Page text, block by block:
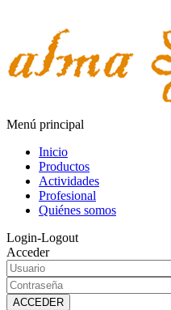
Menú principal
Inicio
Productos
Actividades
Profesional
Quiénes somos
Login-Logout
Acceder